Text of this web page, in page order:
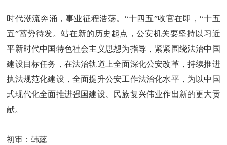
时代潮流奔涌，事业征程浩荡。“十四五”收官在即，“十五
五”蓄势待发。站在新的历史起点，公安机关要坚持以习近
平新时代中国特色社会主义思想为指导，紧紧围绕法治中国
建设目标任务，在法治轨道上全面深化公安改革，持续推进
执法规范化建设，全面提升公安工作法治化水平，为以中国
式现代化全面推进强国建设、民族复兴伟业作出新的更大贡
献。
初审：韩蕊